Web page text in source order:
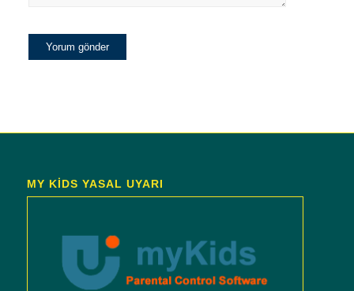
MY KİDS YASAL UYARI